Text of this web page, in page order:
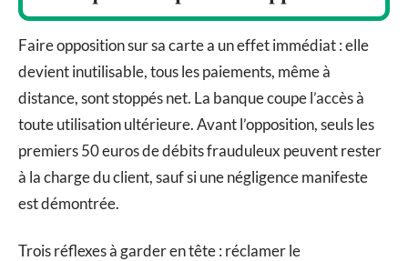
Faire opposition sur sa carte a un effet immédiat : elle
devient inutilisable, tous les paiements, même à
distance, sont stoppés net. La banque coupe l’accès à
toute utilisation ultérieure. Avant l’opposition, seuls les
premiers 50 euros de débits frauduleux peuvent rester
à la charge du client, sauf si une négligence manifeste
est démontrée.
Trois réflexes à garder en tête : réclamer le